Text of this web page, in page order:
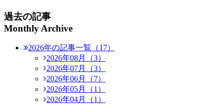
過去の記事
Monthly Archive
2026年の記事一覧（17）
2026年08月（3）
2026年07月（3）
2026年06月（7）
2026年05月（1）
2026年04月（1）